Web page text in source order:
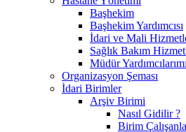
Başhekim
Başhekim Yardımcısı
İdari ve Mali
Sağlık Bakım
Müdür
Organizasyon Şeması
İdari Birimler
Arşiv Birimi
Nasıl Gidilir ?
Birim